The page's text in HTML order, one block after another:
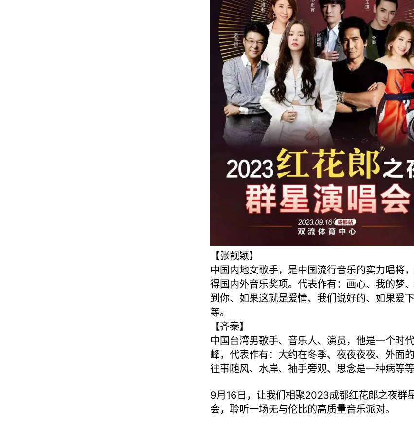
【张靓颖】
中国内地女歌手，是中国流行音乐的实力唱将
得国内外音乐奖项。代表作有：画心、我的梦
到你、如果这就是爱情、我们说好的、如果爱
等。
【齐秦】
中国台湾男歌手、音乐人、演员，他是一个时
峰，代表作有：大约在冬季、夜夜夜夜、外面的
往事随风、水岸、袖手旁观、思念是一种病等等
9月16日，让我们相聚2023成都红花郎之夜群
会，聆听一场无与伦比的高质量音乐派对。